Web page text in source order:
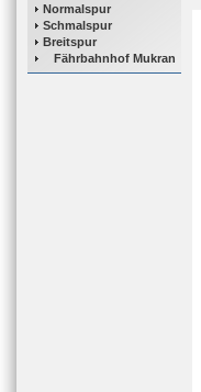
Normalspur
Schmalspur
Breitspur
Fährbahnhof Mukran